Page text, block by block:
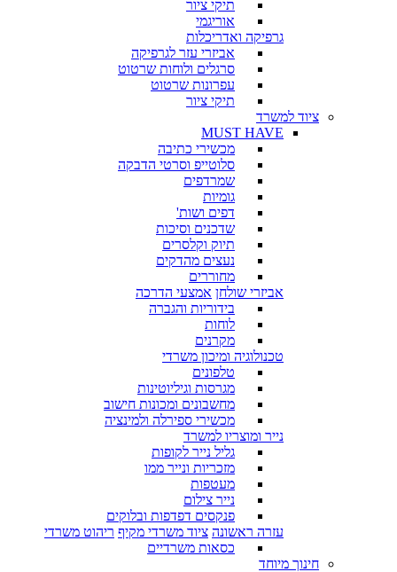
תיקי ציור
אוריגמי
גרפיקה ואדריכלות
אביזרי עזר לגרפיקה
סרגלים ולוחות שרטוט
עפרונות שרטוט
תיקי ציור
ציוד למשרד
MUST HAVE
מכשירי כתיבה
סלוטייפ וסרטי הדבקה
שמרדפים
גומיות
דפים ושות'
שדכנים וסיכות
תיוק וקלסרים
נעצים מהדקים
מחוררים
אביזרי שולחן אמצעי הדרכה
בידוריות והגברה
לוחות
מקרנים
טכנולוגיה ומיכון משרדי
טלפונים
מגרסות וגיליוטינות
מחשבונים ומכונות חישוב
מכשירי ספירלה ולמינציה
נייר ומוצריו למשרד
גליל נייר לקופות
מזכריות ונייר ממו
מעטפות
נייר צילום
פנקסים דפדפות ובלוקים
עזרה ראשונה ציוד משרדי מקיף ריהוט משרדי
כסאות משרדיים
חינוך מיוחד